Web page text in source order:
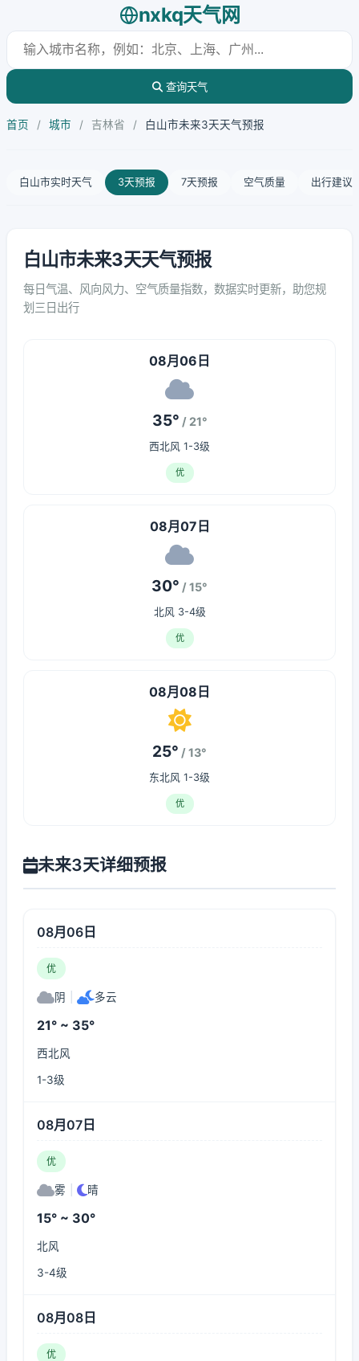
nxkq天气网
查询天气
首页 / 城市 / 吉林省 / 白山市未来3天天气预报
白山市实时天气 3天预报 7天预报 空气质量 出行建议
白山市未来3天天气预报
每日气温、风向风力、空气质量指数，数据实时更新，助您规
划三日出行
08月06日
35° / 21°
西北风 1-3级
优
08月07日
30° / 15°
北风 3-4级
优
08月08日
25° / 13°
东北风 1-3级
优
未来3天详细预报
08月06日
优
阴 多云
21° ~ 35°
西北风
1-3级
08月07日
优
雾 晴
15° ~ 30°
北风
3-4级
08月08日
优